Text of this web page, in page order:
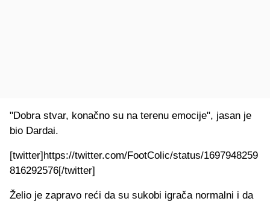
"Dobra stvar, konačno su na terenu emocije", jasan je
bio Dardai.
[twitter]https://twitter.com/FootColic/status/1697948259
816292576[/twitter]
Želio je zapravo reći da su sukobi igrača normalni i da